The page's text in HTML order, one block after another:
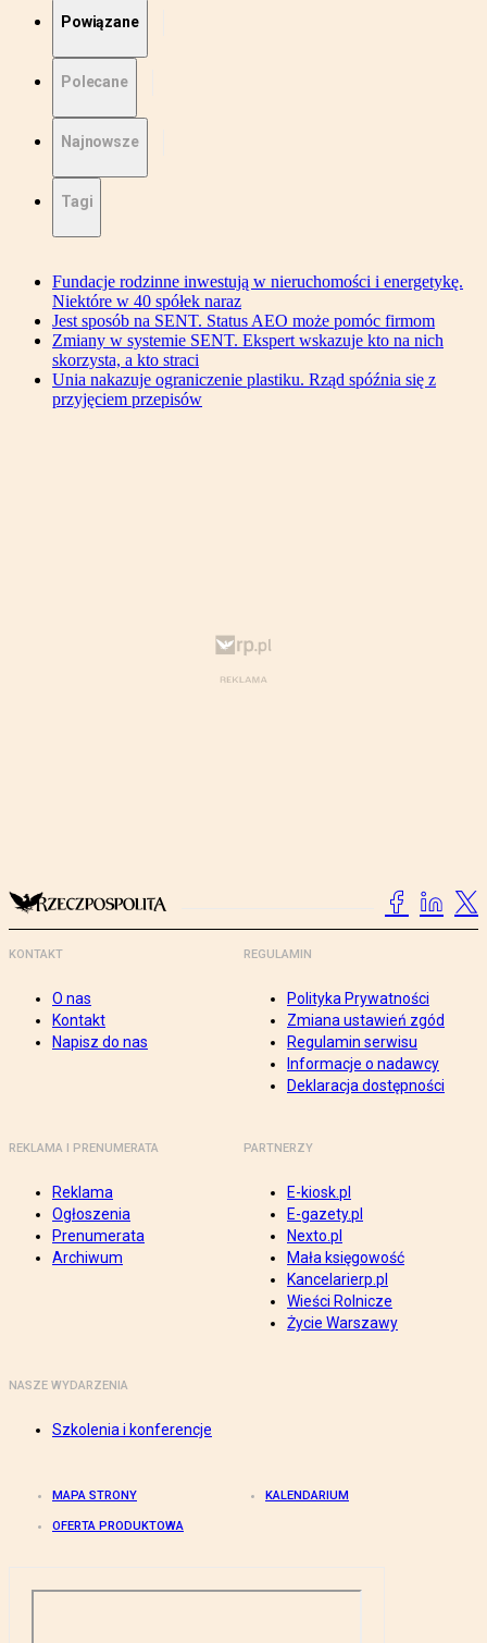
Powiązane
Polecane
Najnowsze
Tagi
Fundacje rodzinne inwestują w nieruchomości i energetykę.
Niektóre w 40 spółek naraz
Jest sposób na SENT. Status AEO może pomóc firmom
Zmiany w systemie SENT. Ekspert wskazuje kto na nich
skorzysta, a kto straci
Unia nakazuje ograniczenie plastiku. Rząd spóźnia się z
przyjęciem przepisów
KONTAKT
O nas
Kontakt
Napisz do nas
REGULAMIN
Polityka Prywatności
Zmiana ustawień zgód
Regulamin serwisu
Informacje o nadawcy
Deklaracja dostępności
REKLAMA I PRENUMERATA
Reklama
Ogłoszenia
Prenumerata
Archiwum
PARTNERZY
E-kiosk.pl
E-gazety.pl
Nexto.pl
Mała księgowość
Kancelarierp.pl
Wieści Rolnicze
Życie Warszawy
NASZE WYDARZENIA
Szkolenia i konferencje
MAPA STRONY KALENDARIUM
OFERTA PRODUKTOWA